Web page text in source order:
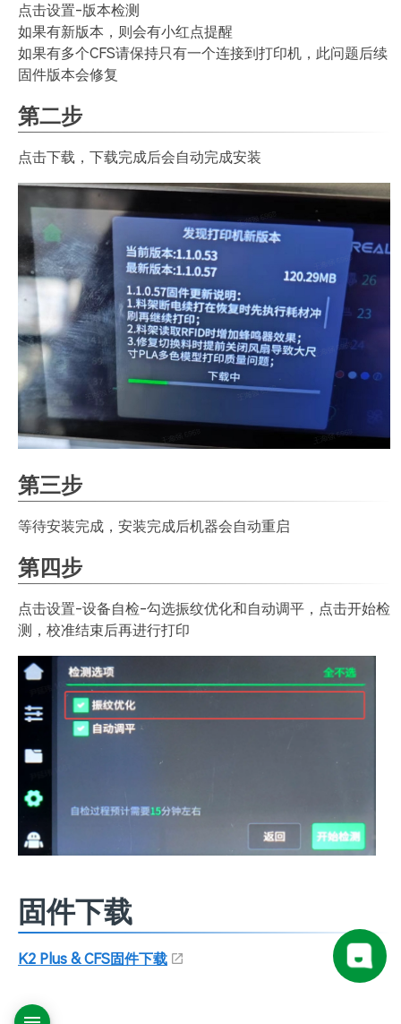
点击设置-版本检测
如果有新版本，则会有小红点提醒
如果有多个CFS请保持只有一个连接到打印机，此问题后续
固件版本会修复
第二步
点击下载，下载完成后会自动完成安装
第三步
等待安装完成，安装完成后机器会自动重启
第四步
点击设置-设备自检-勾选振纹优化和自动调平，点击开始检
测，校准结束后再进行打印
固件下载
K2 Plus & CFS固件下载